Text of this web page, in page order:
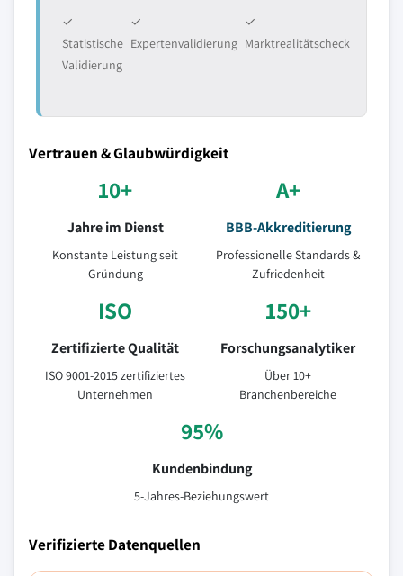
✓
Statistische
Validierung
✓
Expertenvalidierung
✓
Marktrealitätscheck
Vertrauen & Glaubwürdigkeit
10+
Jahre im Dienst
Konstante Leistung seit
Gründung
A+
BBB-Akkreditierung
Professionelle Standards &
Zufriedenheit
ISO
Zertifizierte Qualität
ISO 9001-2015 zertifiziertes
Unternehmen
150+
Forschungsanalytiker
Über 10+
Branchenbereiche
95%
Kundenbindung
5-Jahres-Beziehungswert
Verifizierte Datenquellen